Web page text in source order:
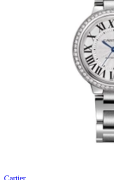
Cartier